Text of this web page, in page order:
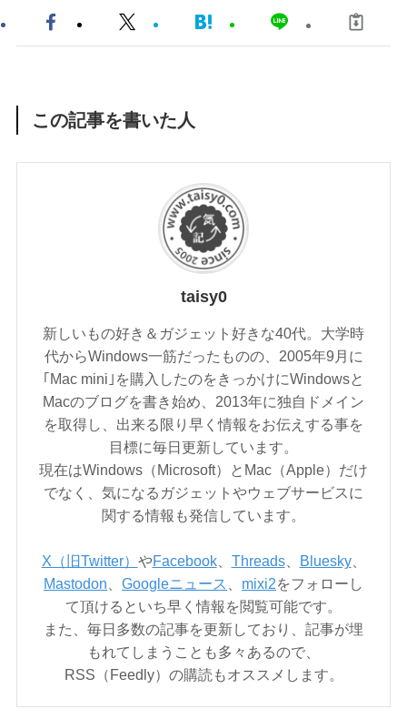
この記事を書いた人
taisy0
新しいもの好き＆ガジェット好きな40代。大学時
代からWindows一筋だったものの、2005年9月に
｢Mac mini｣を購入したのをきっかけにWindowsと
Macのブログを書き始め、2013年に独自ドメイン
を取得し、出来る限り早く情報をお伝えする事を
目標に毎日更新しています。
現在はWindows（Microsoft）とMac（Apple）だけ
でなく、気になるガジェットやウェブサービスに
関する情報も発信しています。
X（旧Twitter） やFacebook、 Threads、 Bluesky、
Mastodon
Googleニュース mixi2をフォローし
て頂けるといち早く情報を閲覧可能です。
また、毎日多数の記事を更新しており、記事が埋
もれてしまうことも多々あるので、
RSS（Feedly）の購読もオススメします。